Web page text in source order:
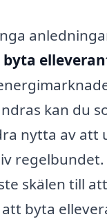
byta
kan du
nytta av att
skälen till
byta